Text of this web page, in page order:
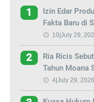
1
Izin Edar
Fakta Baru di
10|July 29,
2
Ria Ricis
Tahun Moana
4|July 29,